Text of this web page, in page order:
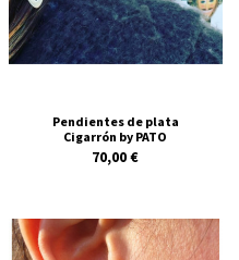
Pendientes de plata
Cigarrón by PATO
70,00 €